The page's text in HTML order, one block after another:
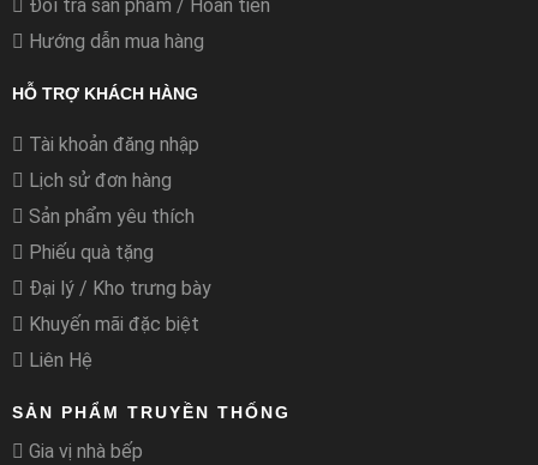
Đổi trả sản phẩm / Hoàn tiền
Hướng dẫn mua hàng
HỖ TRỢ KHÁCH HÀNG
Tài khoản đăng nhập
Lịch sử đơn hàng
Sản phẩm yêu thích
Phiếu quà tặng
Đại lý / Kho trưng bày
Khuyến mãi đặc biệt
Liên Hệ
SẢN PHẨM TRUYỀN THỐNG
Gia vị nhà bếp